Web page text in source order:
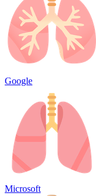
Google
Microsoft